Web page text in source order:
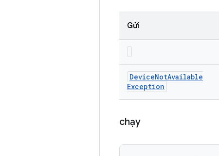
Gửi
DeviceNotAvailable
Exception
chạy